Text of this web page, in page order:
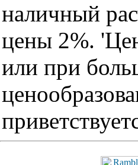
наличный
цены 2%.
или при